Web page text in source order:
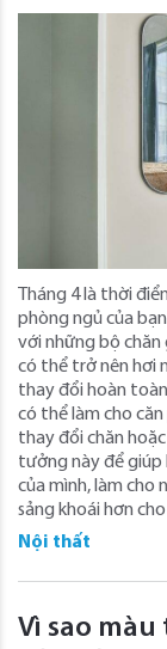
Tháng 4 là thời
phòng ngủ của
với những bộ chăn
có thể trở nên hơi
thay đổi hoàn
có thể làm cho
thay đổi chăn
tưởng này để giúp
của mình, làm cho
sảng khoái hơn
Nội thất
Vì sao